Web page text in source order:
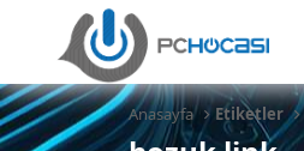
Anasayfa Etiketler